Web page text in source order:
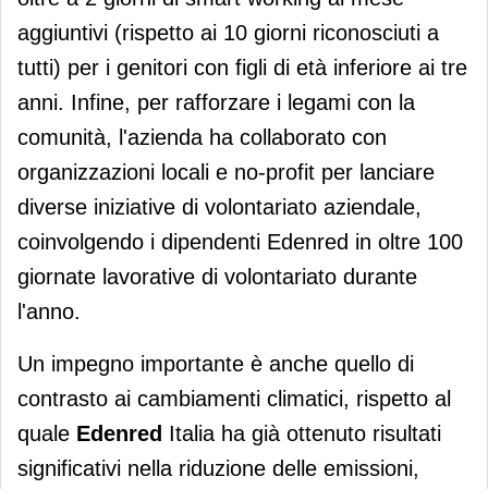
aggiuntivi (rispetto ai 10 giorni riconosciuti a
tutti) per i genitori con figli di età inferiore ai tre
anni. Infine, per rafforzare i legami con la
comunità, l'azienda ha collaborato con
organizzazioni locali e no-profit per lanciare
diverse iniziative di volontariato aziendale,
coinvolgendo i dipendenti Edenred in oltre 100
giornate lavorative di volontariato durante
l'anno.
Un impegno importante è anche quello di
contrasto ai cambiamenti climatici, rispetto al
quale Edenred Italia ha già ottenuto risultati
significativi nella riduzione delle emissioni,